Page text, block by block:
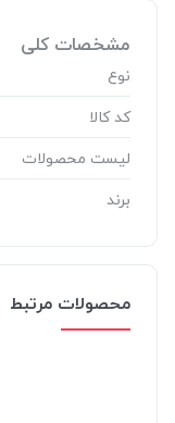
مشخصات کلی
نوع
کد کالا
لیست محصولات
برند
محصولات مرتبط